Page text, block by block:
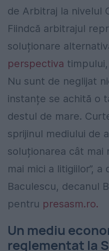
de Arbitraj la nivelul
Fiindcă arbitrajul
soluționare
perspectiva
Nu sunt de neglijat
instanțe se achită o
destul de mare.
sprijinul mediului de
soluționarea cât mai
mai mici a litigiilor”,
Baculescu, decanul
pentru presasm.ro.
Un mediu
reglementat la